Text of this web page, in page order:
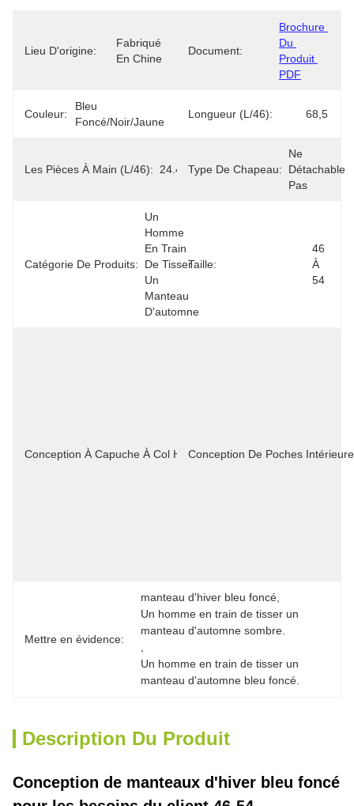
Lieu D'origine:
Fabriqué
En Chine
Document:
Brochure
Du
Produit
PDF
Couleur:
Bleu
Foncé/Noir/Jaune
Longueur (L/46): 68,5
Les Pièces À Main (L/46): 24.4 Type De Chapeau:
Ne
Détachable
Pas
Catégorie De Produits:
Un
Homme
En Train
De Tisser
Un
Manteau
D'automne
Taille:
46
À
54
Conception À Capuche À Col Haut: Neige,
Conception De Poches
Mettre en évidence:
manteau d'hiver bleu foncé
Un homme en train de tisser un
manteau d'automne sombre.
Un homme en train de tisser un
manteau d'automne bleu foncé.
Description Du Produit
Conception de manteaux d'hiver bleu foncé